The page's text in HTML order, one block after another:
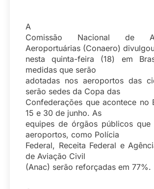
A
Comissão Nacional de
Aeroportuárias (Conaero)
nesta quinta-feira (18) em
medidas que serão
adotadas nos aeroportos das
serão sedes da Copa das
Confederações que acontece no
15 e 30 de junho. As
equipes de órgãos públicos que
aeroportos, como Polícia
Federal, Receita Federal e
de Aviação Civil
(Anac) serão reforçadas em 77%.